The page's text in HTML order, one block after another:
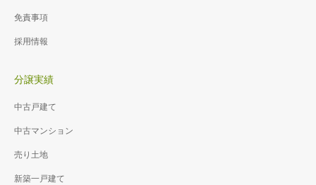
免責事項
採用情報
分譲実績
中古戸建て
中古マンション
売り土地
新築一戸建て